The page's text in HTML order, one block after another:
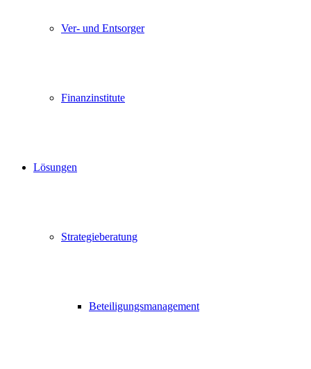
Ver- und Entsorger
Finanzinstitute
Lösungen
Strategieberatung
Beteiligungsmanagement